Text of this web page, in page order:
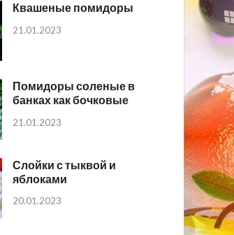
Квашеные помидоры
21.01.2023
Помидоры соленые в
банках как бочковые
21.01.2023
Слойки с тыквой и
яблоками
20.01.2023